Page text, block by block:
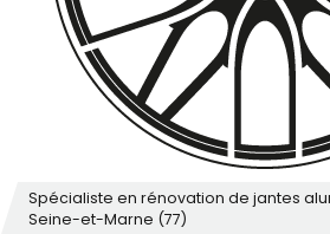
Spécialiste en rénovation de jantes
Seine-et-Marne (77)